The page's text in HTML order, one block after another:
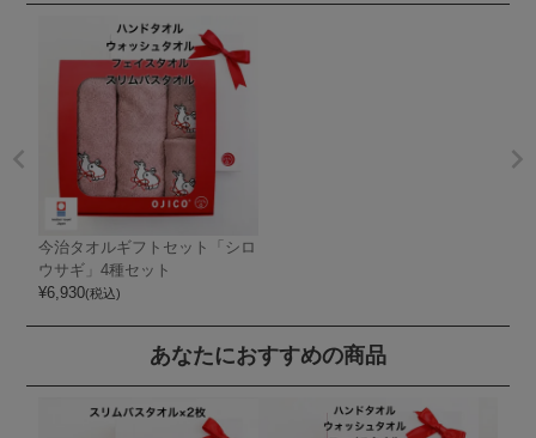
今治タオルギフトセット「シロ
ウサギ」4種セット
¥6,930(税込)
あなたにおすすめの商品